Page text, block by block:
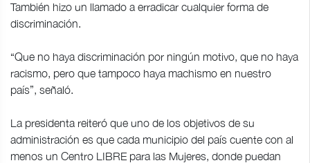
También hizo un llamado a erradicar cualquier forma de
discriminación.
“Que no haya discriminación por ningún motivo, que no haya
racismo, pero que tampoco haya machismo en nuestro
país”, señaló.
La presidenta reiteró que uno de los objetivos de su
administración es que cada municipio del país cuente con al
menos un Centro LIBRE para las Mujeres, donde puedan